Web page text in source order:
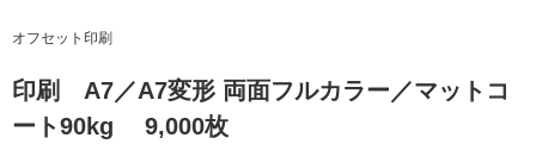
オフセット印刷
印刷 A7／A7変形 両面フルカラー／マットコ
ート90kg 9,000枚